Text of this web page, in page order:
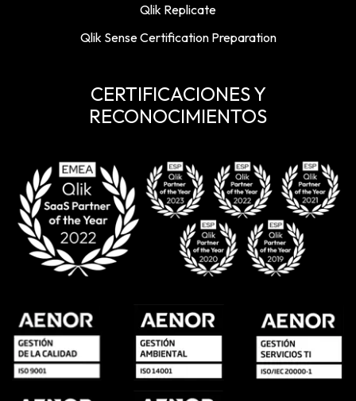
Qlik Replicate
Qlik Sense Certification Preparation
CERTIFICACIONES Y
RECONOCIMIENTOS